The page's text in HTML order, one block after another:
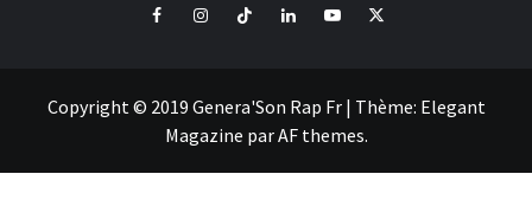
FacebookInstagramTiktok LinkedInYoutube
X
Copyright © 2019 Genera'Son Rap Fr | Thème: Elegant
Magazine parAF themes.